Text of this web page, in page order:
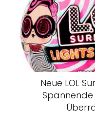
Neue LOL